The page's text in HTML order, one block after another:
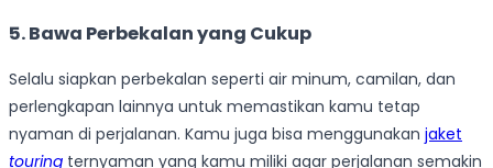
5. Bawa Perbekalan yang Cukup
Selalu siapkan perbekalan seperti air minum, camilan, dan
perlengkapan lainnya untuk memastikan kamu tetap
nyaman di perjalanan. Kamu juga bisa menggunakan jaket
touring ternyaman yang kamu miliki agar perjalanan semakin